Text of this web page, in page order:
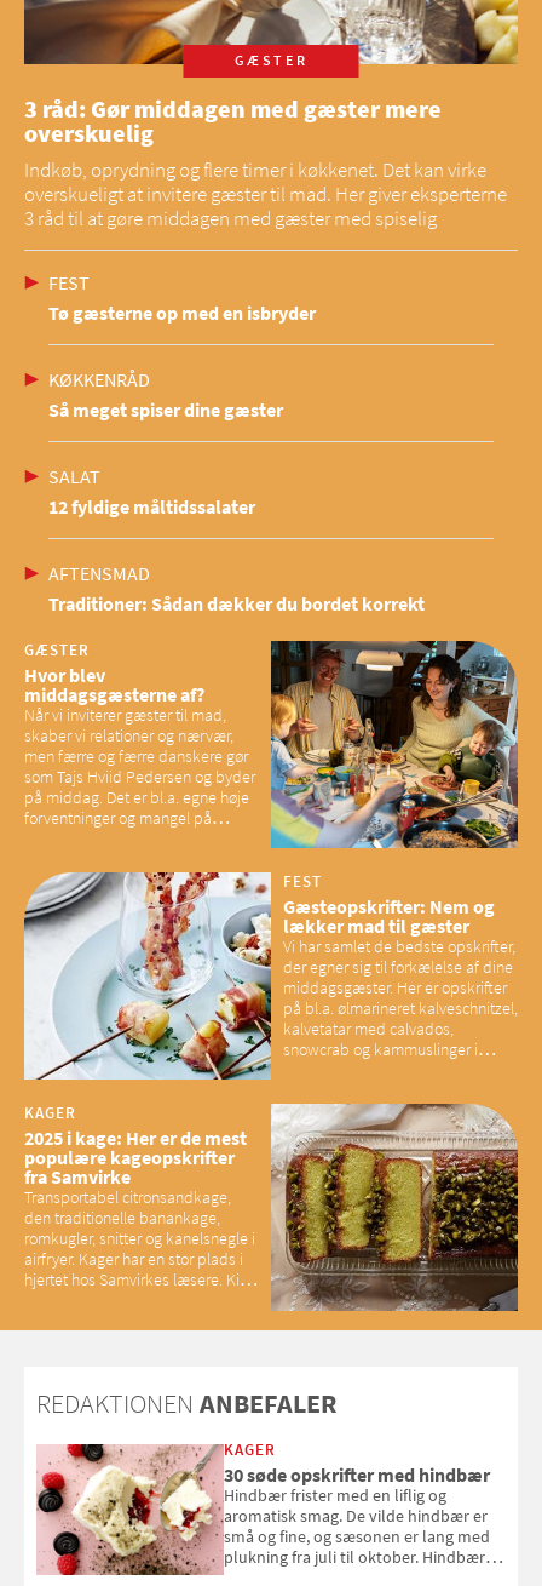
GÆSTER
3 råd: Gør middagen med gæster mere
overskuelig
Indkøb, oprydning og flere timer i køkkenet. Det kan virke
overskueligt at invitere gæster til mad. Her giver eksperterne
3 råd til at gøre middagen med gæster med spiselig
FEST
Tø gæsterne op med en isbryder
KØKKENRÅD
Så meget spiser dine gæster
SALAT
12 fyldige måltidssalater
AFTENSMAD
Traditioner: Sådan dækker du bordet korrekt
GÆSTER
Hvor blev
middagsgæsterne af?
Når vi inviterer gæster til mad,
skaber vi relationer og nærvær,
men færre og færre danskere gør
som Tajs Hviid Pedersen og byder
på middag. Det er bl.a. egne høje
forventninger og mangel på
have konsekvenser for vores
sociale fællesskaber
FEST
Gæsteopskrifter: Nem og
lækker mad til gæster
Vi har samlet de bedste opskrifter,
der egner sig til forkælelse af dine
middagsgæster. Her er opskrifter
på bl.a. ølmarineret kalveschnitzel,
kalvetatar med calvados,
snowcrab og kammuslinger i
KAGER
2025 i kage: Her er de mest
populære kageopskrifter
fra Samvirke
Transportabel citronsandkage,
den traditionelle banankage,
romkugler, snitter og kanelsnegle i
airfryer. Kager har en stor plads i
hjertet hos Samvirkes læsere. Kig
REDAKTIONEN ANBEFALER
KAGER
30 søde opskrifter med hindbær
Hindbær frister med en liflig og
aromatisk smag. De vilde hindbær er
små og fine, og sæsonen er lang med
plukning fra juli til oktober. Hindbær